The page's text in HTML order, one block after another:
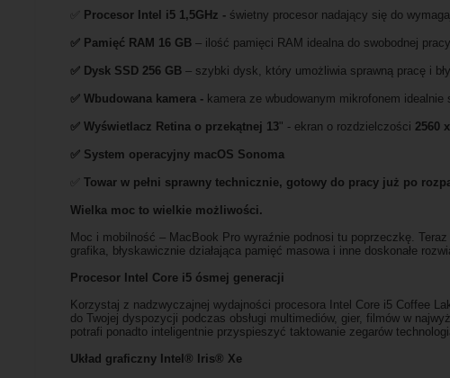
Procesor Intel i5 1,5GHz - świetny procesor nadający się do
✅ Pamięć RAM 16 GB – ilość pamięci RAM idealna do swobodnej pracy
✅ Dysk SSD 256 GB – szybki dysk, który umożliwia sprawną pracę i
✅ Wbudowana kamera - kamera ze wbudowanym mikrofonem
✅ Wyświetlacz Retina o przekątnej 13" - ekran o rozdzielczości 2560 x
✅ System operacyjny macOS Sonoma
✅Towar w pełni sprawny technicznie, gotowy do pracy już po
Wielka moc to wielkie możliwości.
Moc i mobilność – MacBook Pro wyraźnie podnosi tu poprzeczkę.
grafika, błyskawicznie działająca pamięć masowa i inne doskonałe
Procesor Intel Core i5 ósmej generacji
Korzystaj z nadzwyczajnej wydajności procesora Intel Core i5 Coffee
do Twojej dyspozycji podczas obsługi multimediów, gier, filmów w
potrafi ponadto inteligentnie przyspieszyć taktowanie zegarów
Układ graficzny Intel® Iris® Xe